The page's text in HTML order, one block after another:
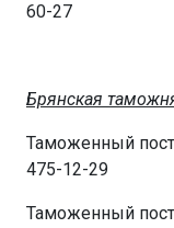
60-27
Брянская
Таможенный
475-12-29
Таможенный